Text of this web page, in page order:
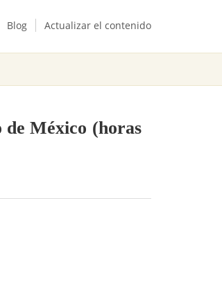
Blog Actualizar el contenido
de México (horas